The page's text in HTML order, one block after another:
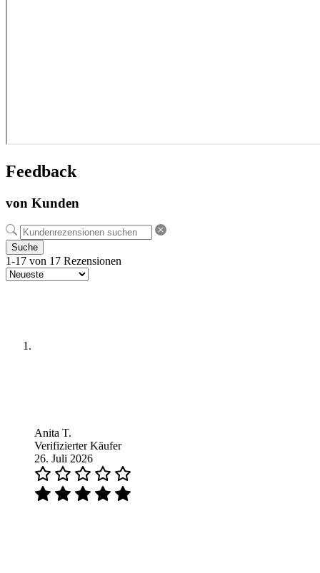
Feedback
von Kunden
Suche
1-17 von 17 Rezensionen
Anita T.
Verifizierter Käufer
26. Juli 2026